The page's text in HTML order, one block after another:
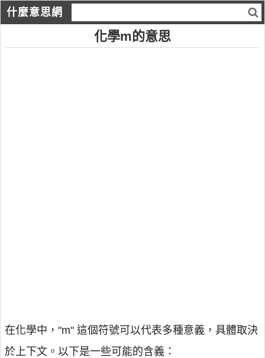
什麼意思網
化學m的意思
在化學中，"m" 這個符號可以代表多種意義，具體取決
於上下文。以下是一些可能的含義：